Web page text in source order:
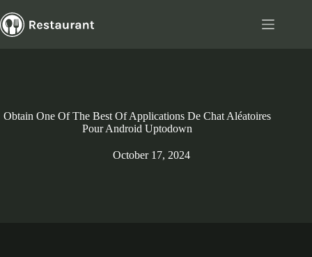
to
content
Obtain One Of The Best Of Applications De Chat Aléatoires
Pour Android Uptodown
October 17, 2024